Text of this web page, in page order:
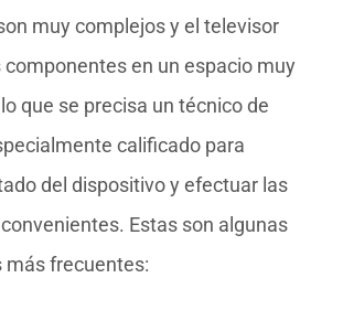
muy complejos y el televisor
en un espacio muy
que se precisa un técnico de
calificado para
del dispositivo y efectuar las
Estas son algunas
más frecuentes: